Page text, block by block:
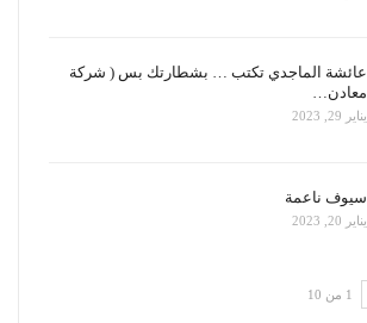
عائشة الماجدي تكتب … بشطارتك بس ( شركة
معادن…
يناير 29, 2023
سيوف ناعمة
يناير 20, 2023
1 من 10